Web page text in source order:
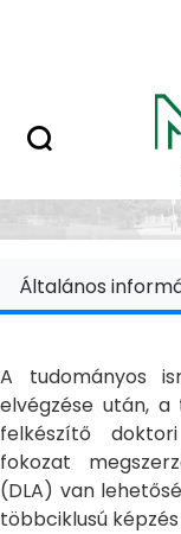
Általános
A tudományos
elvégzése után, a
felkészítő
fokozat
(DLA) van
többciklusú